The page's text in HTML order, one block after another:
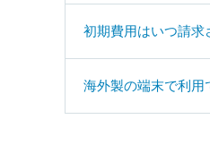
初期費用はいつ請求
海外製の端末で利用